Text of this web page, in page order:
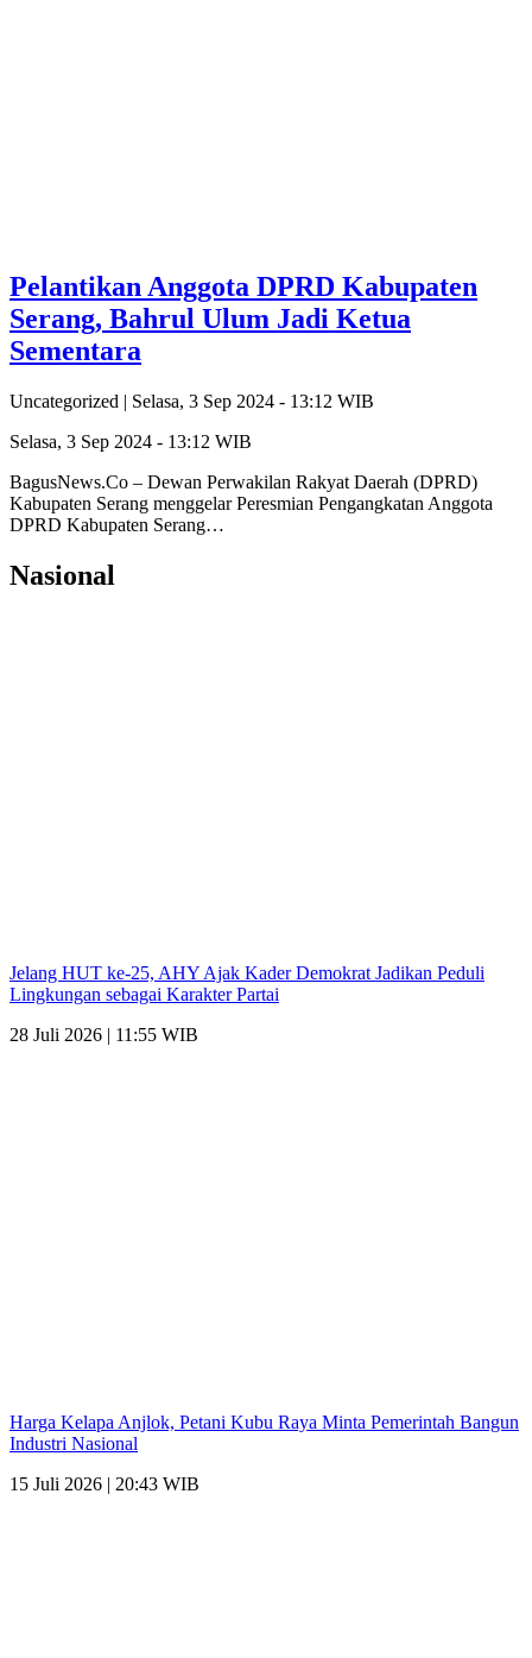
Pelantikan Anggota DPRD Kabupaten
Serang, Bahrul Ulum Jadi Ketua
Sementara
Uncategorized | Selasa, 3 Sep 2024 - 13:12 WIB
Selasa, 3 Sep 2024 - 13:12 WIB
BagusNews.Co – Dewan Perwakilan Rakyat Daerah (DPRD)
Kabupaten Serang menggelar Peresmian Pengangkatan Anggota
DPRD Kabupaten Serang…
Nasional
Jelang HUT ke-25, AHY Ajak Kader Demokrat Jadikan Peduli
Lingkungan sebagai Karakter Partai
28 Juli 2026 | 11:55 WIB
Harga Kelapa Anjlok, Petani Kubu Raya Minta Pemerintah Bangun
Industri Nasional
15 Juli 2026 | 20:43 WIB